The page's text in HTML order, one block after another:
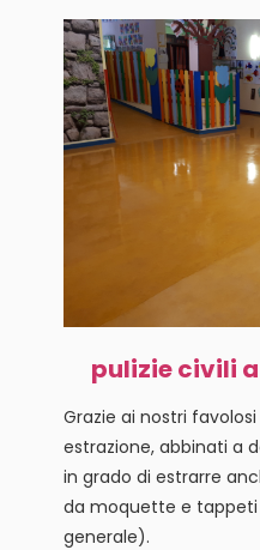
pulizie civili
Grazie ai nostri
estrazione, abbinati a
in grado di estrarre
da moquette e
generale).